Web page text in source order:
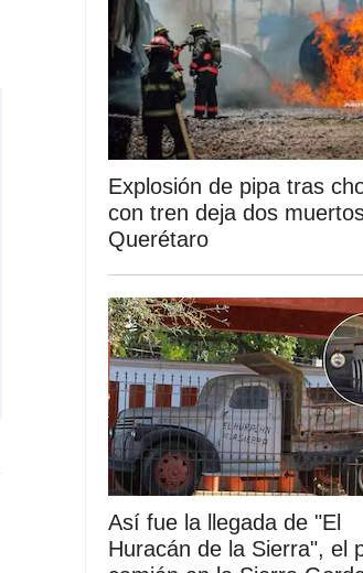
Explosión de pipa tras
con tren deja dos
Querétaro
Así fue la llegada de "El
Huracán de la Sierra", el